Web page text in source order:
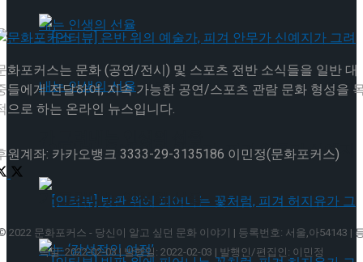
[인터뷰] 은반 위의 예술가, 피겨 안무가 신예지
[인터뷰] 은반 위의 예술가, 피겨 안무가 신예지
가 그려내는 인생의 선율
화포커스는 문화 (공연/전시) 및 스포츠 전반 소식들을 일반 대
들에게 전달하여, 지속 가능한 공연/스포츠 관람 문화 형성을
으로 하는 온라인 뉴스입니다.
원계좌: 카카오뱅크 3333-29-3135186 이민정(문화포커스)
2022 문화포커스 - 당신이 알고 싶던 문화 이야기 | 등록번호: 서울,아54143 |
록일: 2022-02-03 | 발행일: 2022-02-03 | 발행인/편집인: 이민정